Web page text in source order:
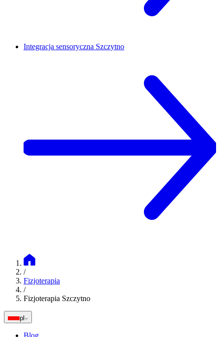
Integracja sensoryczna Szczytno
/
Fizjoterapia
/
Fizjoterapia Szczytno
pl